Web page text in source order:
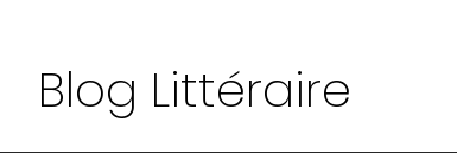
Blog Littéraire